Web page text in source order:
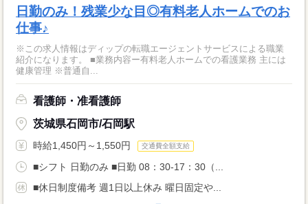
日勤のみ！残業少な目◎有料老人ホームでのお
仕事♪
※この求人情報はディップの転職エージェントサービスによる職業
紹介になります。 ■業務内容ー有料老人ホームでの看護業務 主には
健康管理 ※普通自...
看護師・准看護師
茨城県石岡市/石岡駅
時給1,450円～1,550円 交通費全額支給
■シフト 日勤のみ ■日勤 08：30-17：30（...
■休日制度備考 週1日以上休み 曜日固定や...